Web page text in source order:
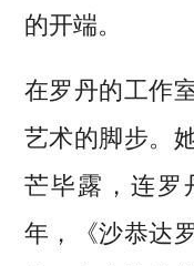
的开端。
在罗丹的工作
艺术的脚步。
芒毕露，连罗
年，《沙恭达